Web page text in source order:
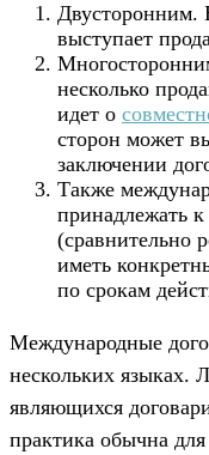
Двусторонним.
выступает
несколько
идет о
сторон может
заключении
Также
принадлежать
(сравнительно
иметь
по срокам
Международные
нескольких языках.
являющихся
практика обычна